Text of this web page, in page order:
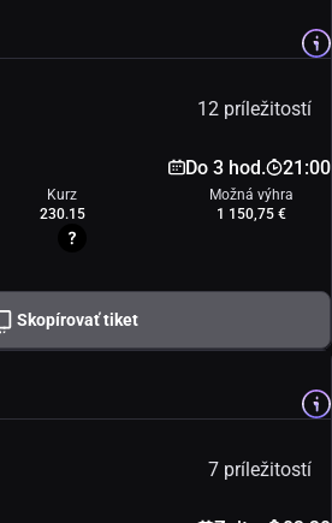
12 príležitostí
Do 3 hod. 21:00
Kurz
230.15
Možná výhra
1 150,75 €
Skopírovať tiket
7 príležitostí